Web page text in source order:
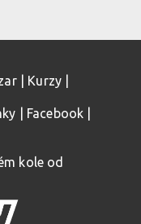
| Kurzy
Facebook
kole od